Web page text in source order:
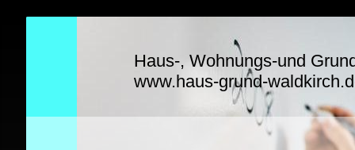
Haus-, Wohnungs-und
www.haus-grund-